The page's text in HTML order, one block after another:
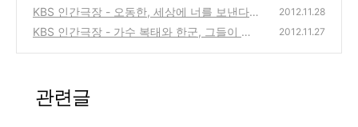
조장에서 가업을 이어 탁주를 만드는 가족의
이야기
(4)
KBS 인간극장 - 오동한, 세상에 너를 보낸다
(0)
2012.11.28
KBS 인간극장 - 가수 복태와 한군, 그들이 사
2012.11.27
관련글